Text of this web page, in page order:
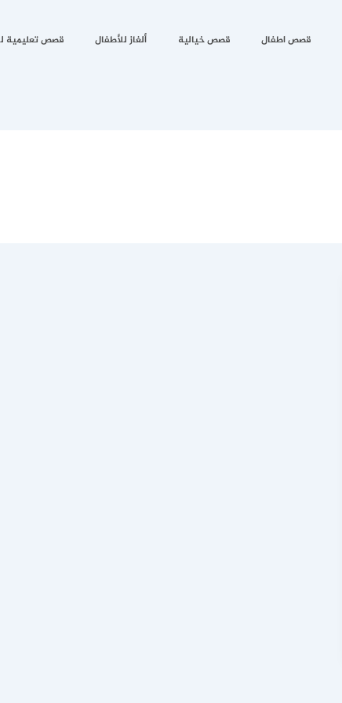
قصص اطفال قصص خيالية ألغاز للأطفال قصص تعليمية